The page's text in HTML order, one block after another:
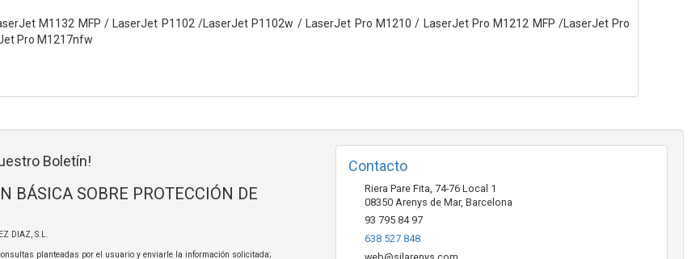
M1132 MFP / LaserJet P1102 /LaserJet P1102w / LaserJet Pro M1210 / LaserJet Pro M1212 MFP /LaserJet Pro
Pro M1217nfw
Boletín!
BÁSICA SOBRE PROTECCIÓN DE
DIAZ, S.L.
planteadas por el usuario y enviarle la información solicitada;
Contacto
Riera Pare Fita, 74-76 Local 1
08350 Arenys de Mar, Barcelona
93 795 84 97
638 527 848